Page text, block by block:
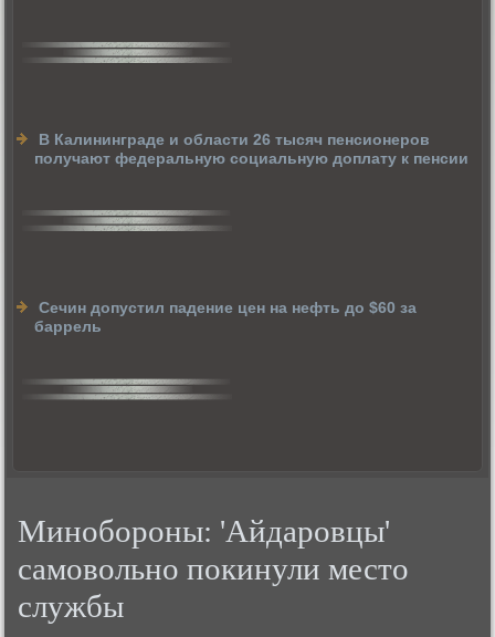
В Калининграде и области 26 тысяч пенсионеров
получают федеральную социальную доплату к пенсии
Сечин допустил падение цен на нефть до $60 за
баррель
Минобороны: 'Айдаровцы'
самовольно покинули место
службы